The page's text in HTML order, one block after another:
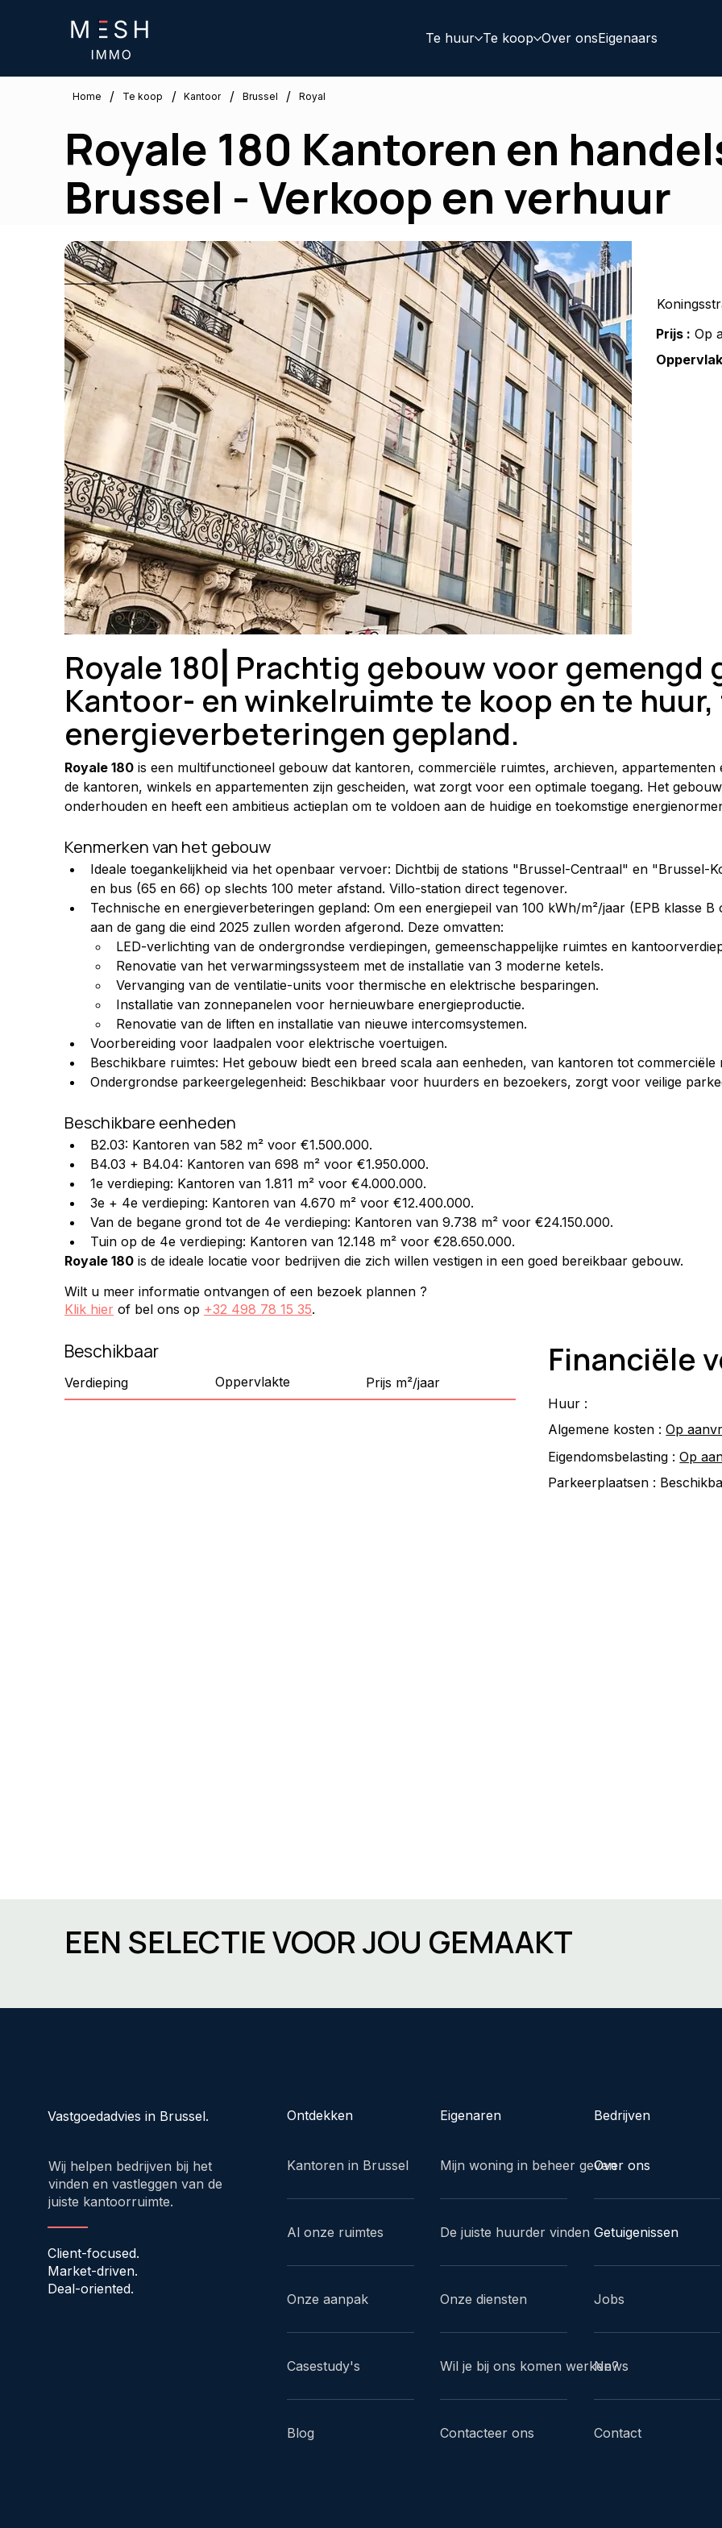
Te huur Te koop Over onsEigenaars
Home / Te koop / Kantoor / Brussel / Royal
Royale 180 Kantoren en
Brussel - Verkoop en verhuur
Prijs : Op
Royale 180⎜Prachtig gebouw voor gemengd
Kantoor- en winkelruimte te koop en te
energieverbeteringen gepland.
Royale 180 is een multifunctioneel gebouw dat kantoren, commerciële ruimtes, archieven,
de kantoren, winkels en appartementen zijn gescheiden, wat zorgt voor een optimale toegang. Het
onderhouden en heeft een ambitieus actieplan om te voldoen aan de huidige en toekomstige
Kenmerken van het gebouw
Ideale toegankelijkheid via het openbaar vervoer: Dichtbij de stations "Brussel-Centraal" en "Brussel-
en bus (65 en 66) op slechts 100 meter afstand. Villo-station direct tegenover.
Technische en energieverbeteringen gepland: Om een energiepeil van 100 kWh/m²/jaar (EPB klasse
aan de gang die eind 2025 zullen worden afgerond. Deze omvatten:
LED-verlichting van de ondergrondse verdiepingen, gemeenschappelijke ruimtes en
Renovatie van het verwarmingssysteem met de installatie van 3 moderne ketels.
Vervanging van de ventilatie-units voor thermische en elektrische besparingen.
Installatie van zonnepanelen voor hernieuwbare energieproductie.
Renovatie van de liften en installatie van nieuwe intercomsystemen.
Voorbereiding voor laadpalen voor elektrische voertuigen.
Beschikbare ruimtes: Het gebouw biedt een breed scala aan eenheden, van kantoren tot
Ondergrondse parkeergelegenheid: Beschikbaar voor huurders en bezoekers, zorgt voor veilige
Beschikbare eenheden
B2.03: Kantoren van 582 m² voor €1.500.000.
B4.03 + B4.04: Kantoren van 698 m² voor €1.950.000.
1e verdieping: Kantoren van 1.811 m² voor €4.000.000.
3e + 4e verdieping: Kantoren van 4.670 m² voor €12.400.000.
Van de begane grond tot de 4e verdieping: Kantoren van 9.738 m² voor €24.150.000.
Tuin op de 4e verdieping: Kantoren van 12.148 m² voor €28.650.000.
Royale 180 is de ideale locatie voor bedrijven die zich willen vestigen in een goed bereikbaar gebouw.
Wilt u meer informatie ontvangen of een bezoek plannen ?
Klik hier of bel ons op +32 498 78 15 35.
Beschikbaar
Verdieping Oppervlakte Prijs m²/jaar
Financiële
Huur :
Algemene kosten : Op
Eigendomsbelasting : Op
Parkeerplaatsen :
EEN SELECTIE VOOR JOU GEMAAKT
Vastgoedadvies in Brussel.
Wij helpen bedrijven bij het
vinden en vastleggen van de
juiste kantoorruimte.
Client-focused.
Market-driven.
Deal-oriented.
Ontdekken
Kantoren in Brussel
Al onze ruimtes
Onze aanpak
Casestudy's
Blog
Eigenaren
Mijn woning in beheer geven
De juiste huurder vinden
Onze diensten
Wil je bij ons komen werken?
Contacteer ons
Bedrijven
Over ons
Getuigenissen
Jobs
News
Contact